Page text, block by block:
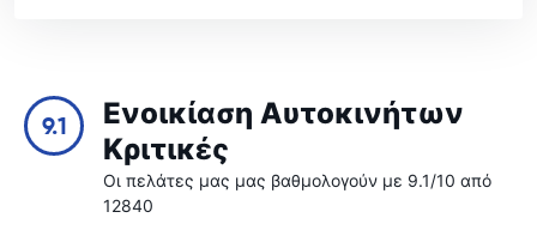
9.1
Ενοικίαση Αυτοκινήτων
Κριτικές
Οι πελάτες μας μας βαθμολογούν με 9.1/10 από
12840